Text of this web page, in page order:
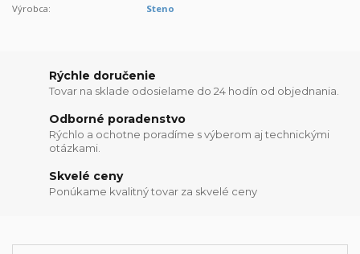
Výrobca:
Steno
Rýchle doručenie
Tovar na sklade odosielame do 24 hodín od objednania.
Odborné poradenstvo
Rýchlo a ochotne poradíme s výberom aj technickými
otázkami.
Skvelé ceny
Ponúkame kvalitný tovar za skvelé ceny